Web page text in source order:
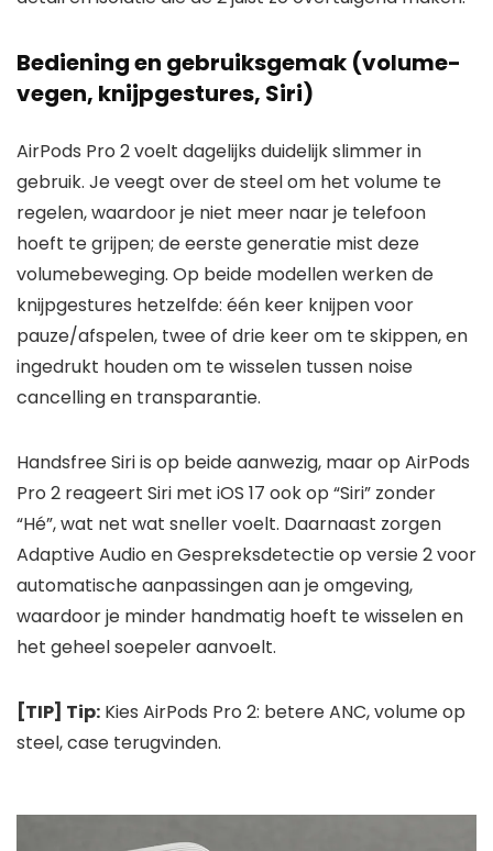
Bediening en gebruiksgemak (volume-
vegen, knijpgestures, Siri)
AirPods Pro 2 voelt dagelijks duidelijk slimmer in
gebruik. Je veegt over de steel om het volume te
regelen, waardoor je niet meer naar je telefoon
hoeft te grijpen; de eerste generatie mist deze
volumebeweging. Op beide modellen werken de
knijpgestures hetzelfde: één keer knijpen voor
pauze/afspelen, twee of drie keer om te skippen, en
ingedrukt houden om te wisselen tussen noise
cancelling en transparantie.
Handsfree Siri is op beide aanwezig, maar op AirPods
Pro 2 reageert Siri met iOS 17 ook op “Siri” zonder
“Hé”, wat net wat sneller voelt. Daarnaast zorgen
Adaptive Audio en Gespreksdetectie op versie 2 voor
automatische aanpassingen aan je omgeving,
waardoor je minder handmatig hoeft te wisselen en
het geheel soepeler aanvoelt.
[TIP] Tip: Kies AirPods Pro 2: betere ANC, volume op
steel, case terugvinden.